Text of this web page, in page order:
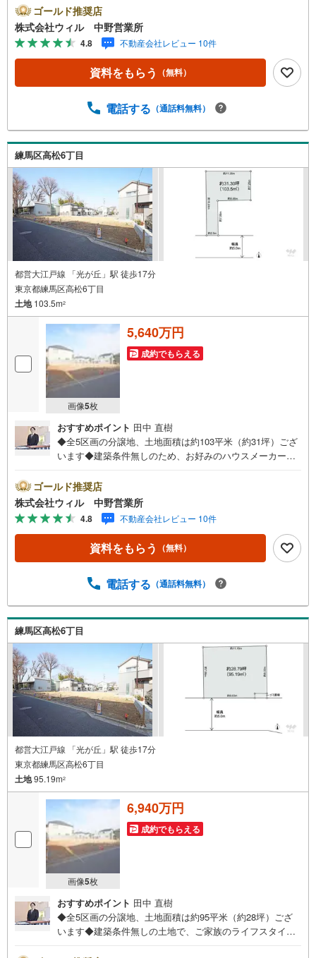
家族のライフスタイルにあったお住まいをご建築くださ
い！◆住環境に配慮された第一種低層住居専用地域の閑静
な住宅街！◆敷地を有効的に使え、住宅の設計プランが立
てやすい整形地！◆「北原小学校」まで徒歩約7分、お子様
も無理なく通学できます◆「オーケー土支田店」まで徒歩
約7分！日々のお買い物に便利！◆ちょっとしたお買い物
【営業時間 10:00～19:00】上記時間はお電話が繋がりやす
学される場合は「室内・現地を見学する（無料）」ボタン
よりご希望の日時をご記入いただけますとスムーズにご案
内が可能です。【ウィル不動産販売はここが強み】（1）住
宅ローンに精通したローン専門部署があります！（2）施工
実績多数のリフォーム部門も社内にあります！（3）定休日
なし！
ゴールド推奨店
株式会社ウィル 中野営業所
4.8 不動産会社レビュー 10件
資料をもらう （無料）
電話する （通話料無料）
練馬区高松6丁目
都営大江戸線 「光が丘」駅 徒歩17分
東京都練馬区高松6丁目
土地103.5m2
画像5枚
5,640万円
成約でもらえる
おすすめポイント 田中 直樹
◆全5区画の分譲地、土地面積は約103平米（約31坪）ござ
います◆建築条件無しのため、お好みのハウスメーカーを
ご建築ください！◆住環境に配慮された第一種低層住居専
用地域、閑静な住宅街の一画です◆落ち着いた環境で過ご
せる旗竿地！人目を気にせずのんびりお過ごしいただけま
す！◆「北原小学校」まで徒歩約7分、低学年のお子様も無
理なく通学できます！◆「オーケー土支田店」まで徒歩約7
分！日々のお買い物に便利な立地◆ちょっとしたお買い物
す！【営業時間 10:00～19:00】上記時間はお電話が繋がり
を見学される場合は「室内・現地を見学する（無料）」ボ
タンよりご希望の日時をご記入いただけますとスムーズに
ご案内が可能です。【ウィル不動産販売はここが強み】
（1）住宅ローンに精通したローン専門部署があります！
（2）施工実績多数のリフォーム部門も社内にあります！
（3）定休日なし！
ゴールド推奨店
株式会社ウィル 中野営業所
4.8 不動産会社レビュー 10件
資料をもらう （無料）
電話する （通話料無料）
練馬区高松6丁目
都営大江戸線 「光が丘」駅 徒歩17分
東京都練馬区高松6丁目
土地95.19m2
画像5枚
6,940万円
成約でもらえる
おすすめポイント 田中 直樹
◆全5区画の分譲地、土地面積は約95平米（約28坪）ござ
います◆建築条件無しの土地で、ご家族のライフスタイル